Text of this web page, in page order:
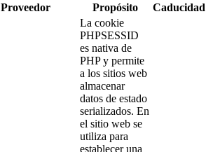
Proveedor Propósito Caducidad
La cookie
PHPSESSID
es nativa de
PHP y permite
a los sitios web
almacenar
datos de estado
serializados. En
el sitio web se
utiliza para
establecer una